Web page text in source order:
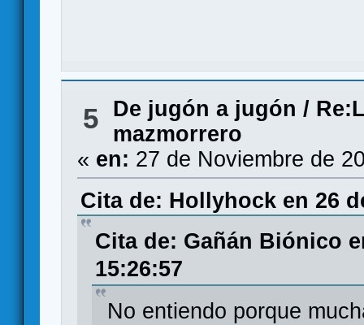
5 De jugón a jugón /
mazmorrero
« en: 27 de Noviembre de
Cita de: Hollyhock en 26
Cita de: Gañán Biónico
15:26:57
No entiendo porque